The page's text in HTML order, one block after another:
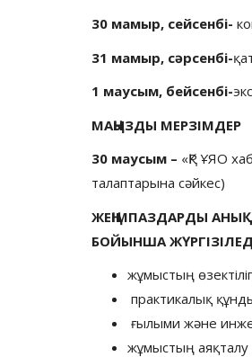
30 мамыр, сейсенбі-
31 мамыр, сәрсенбі-
1 маусым, бейсенбі-
МАҢЫЗДЫ МЕРЗІМДЕР
30 маусым – «ҚР ҰЯО
талаптарына сәйкес)
ЖЕҢІМПАЗДАРДЫ
БОЙЫНША
жұмыстың
практикалық
ғылыми және
жұмыстың аяқталу